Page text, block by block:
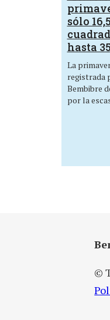
sólo
hasta
La
registrada
Bembibre
por la
©